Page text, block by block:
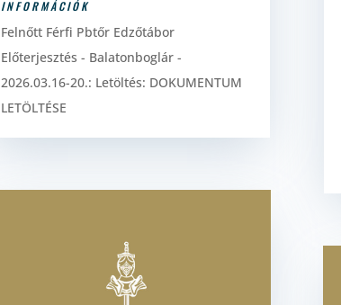
INFORMÁCIÓK
Felnőtt Férfi Pbtőr Edzőtábor
Előterjesztés - Balatonboglár -
2026.03.16-20.: Letöltés: DOKUMENTUM
LETÖLTÉSE